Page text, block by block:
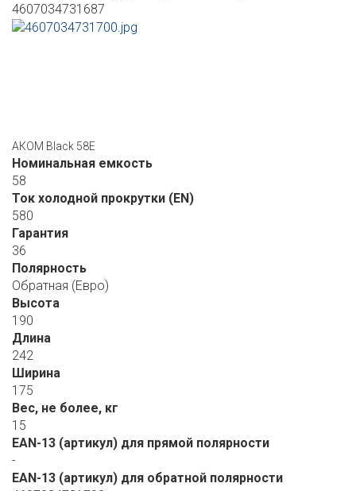
4607034731687
АКОМ Black 58E
Номинальная емкость
58
Ток холодной прокрутки (EN)
580
Гарантия
36
Полярность
Обратная (Евро)
Высота
190
Длина
242
Ширина
175
Вес, не более, кг
15
EAN-13 (артикул) для прямой полярности
-
EAN-13 (артикул) для обратной полярности